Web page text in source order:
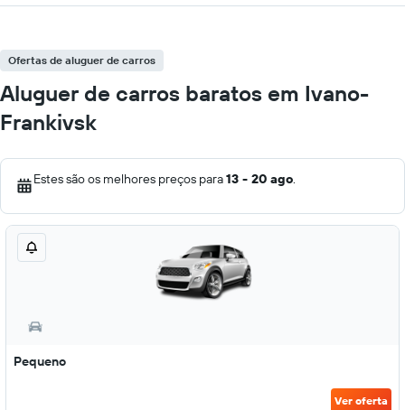
Ofertas de aluguer de carros
Aluguer de carros baratos em Ivano-
Frankivsk
Estes são os melhores preços para13 - 20 ago.
Pequeno
Ver oferta